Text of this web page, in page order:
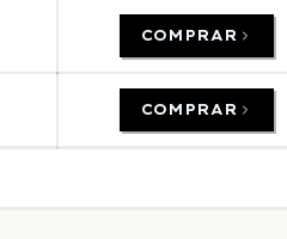
COMPRAR
COMPRAR